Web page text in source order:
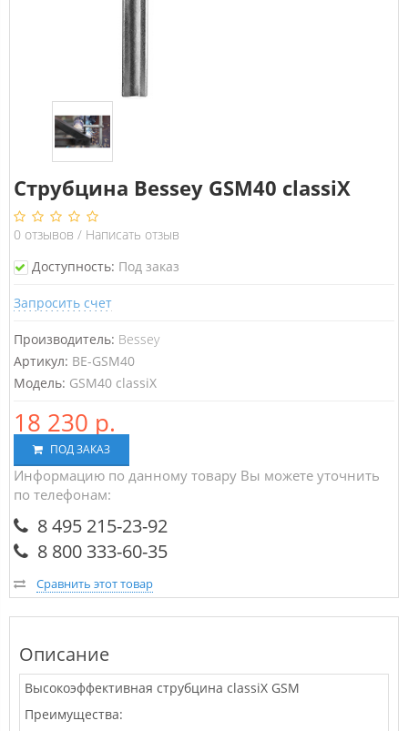
Струбцина Bessey GSM40 classiX
0 отзывов / Написать отзыв
Доступность: Под заказ
Запросить счет
Производитель: Bessey
Артикул: BE-GSM40
Модель: GSM40 classiX
18 230 р.
ПОД ЗАКАЗ
Информацию по данному товару Вы можете уточнить
по телефонам:
8 495 215-23-92
8 800 333-60-35
Сравнить этот товар
Описание
Высокоэффективная струбцина classiX GSM
Преимущества: